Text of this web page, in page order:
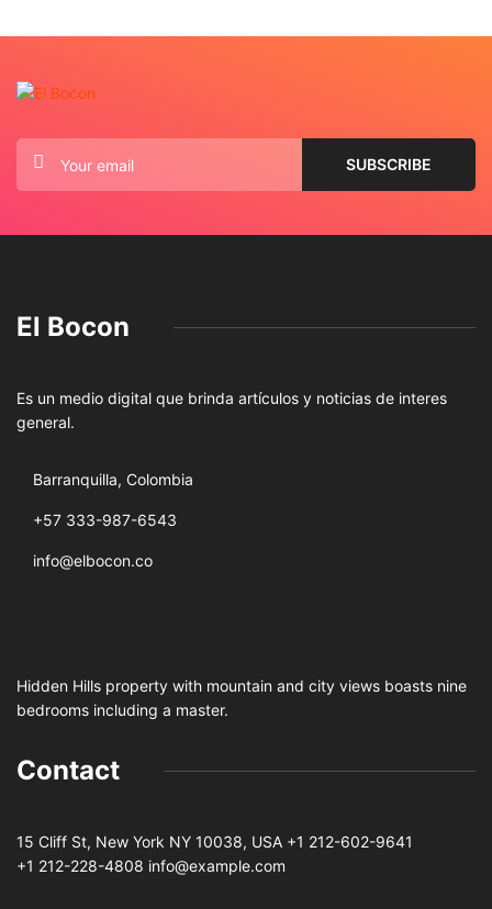
El Bocon
Es un medio digital que brinda artículos y noticias de interes
general.
Barranquilla, Colombia
+57 333-987-6543
info@elbocon.co
Hidden Hills property with mountain and city views boasts nine
bedrooms including a master.
Contact
15 Cliff St, New York NY 10038, USA +1 212-602-9641
+1 212-228-4808 info@example.com